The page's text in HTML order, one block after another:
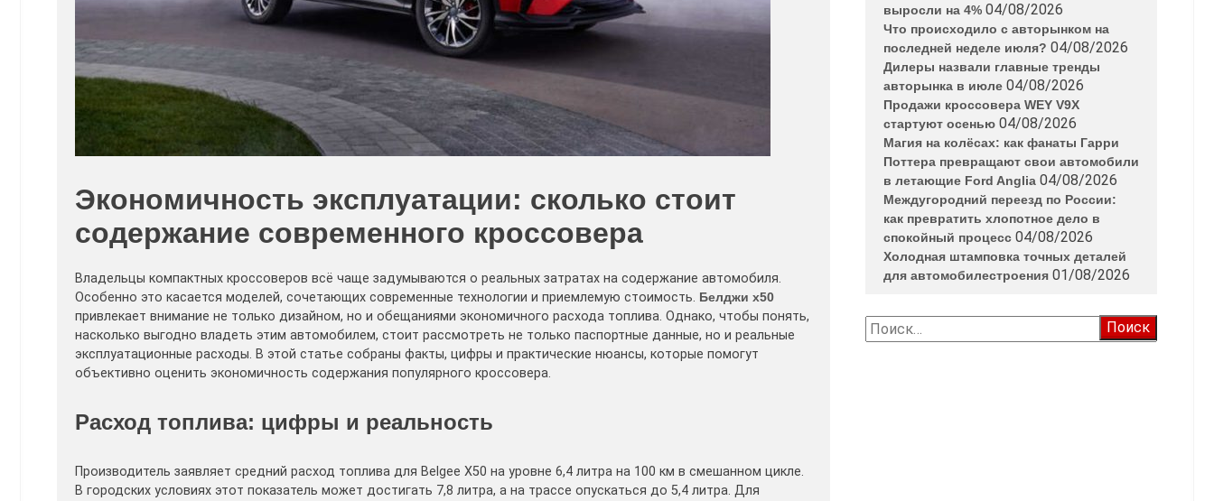
Экономичность эксплуатации: сколько стоит
содержание современного кроссовера
Владельцы компактных кроссоверов всё чаще задумываются о реальных затратах на содержание автомобиля.
Особенно это касается моделей, сочетающих современные технологии и приемлемую стоимость. Белджи х50
привлекает внимание не только дизайном, но и обещаниями экономичного расхода топлива. Однако, чтобы понять,
насколько выгодно владеть этим автомобилем, стоит рассмотреть не только паспортные данные, но и реальные
эксплуатационные расходы. В этой статье собраны факты, цифры и практические нюансы, которые помогут
объективно оценить экономичность содержания популярного кроссовера.
Расход топлива: цифры и реальность
Производитель заявляет средний расход топлива для Belgee X50 на уровне 6,4 литра на 100 км в смешанном цикле.
В городских условиях этот показатель может достигать 7,8 литра, а на трассе опускаться до 5,4 литра. Для
выросли на 4% 04/08/2026
Что происходило с авторынком на
последней неделе июля? 04/08/2026
Дилеры назвали главные тренды
авторынка в июле 04/08/2026
Продажи кроссовера WEY V9X
стартуют осенью 04/08/2026
Магия на колёсах: как фанаты Гарри
Поттера превращают свои автомобили
в летающие Ford Anglia 04/08/2026
Междугородний переезд по России:
как превратить хлопотное дело в
спокойный процесс 04/08/2026
Холодная штамповка точных деталей
для автомобилестроения 01/08/2026
Найти: